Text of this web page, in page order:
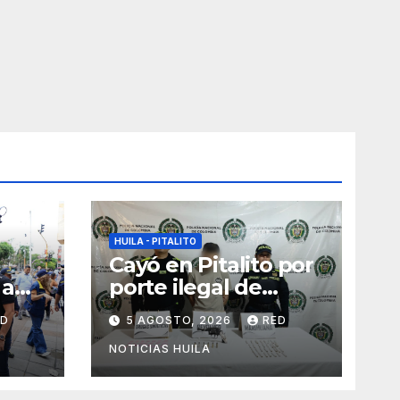
HUILA - PITALITO
Cayó en Pitalito por
porte ilegal de
armas de fuego y
tráfico de
estupefacientes
5 AGOSTO, 2026 RED
NOTICIAS HUILA